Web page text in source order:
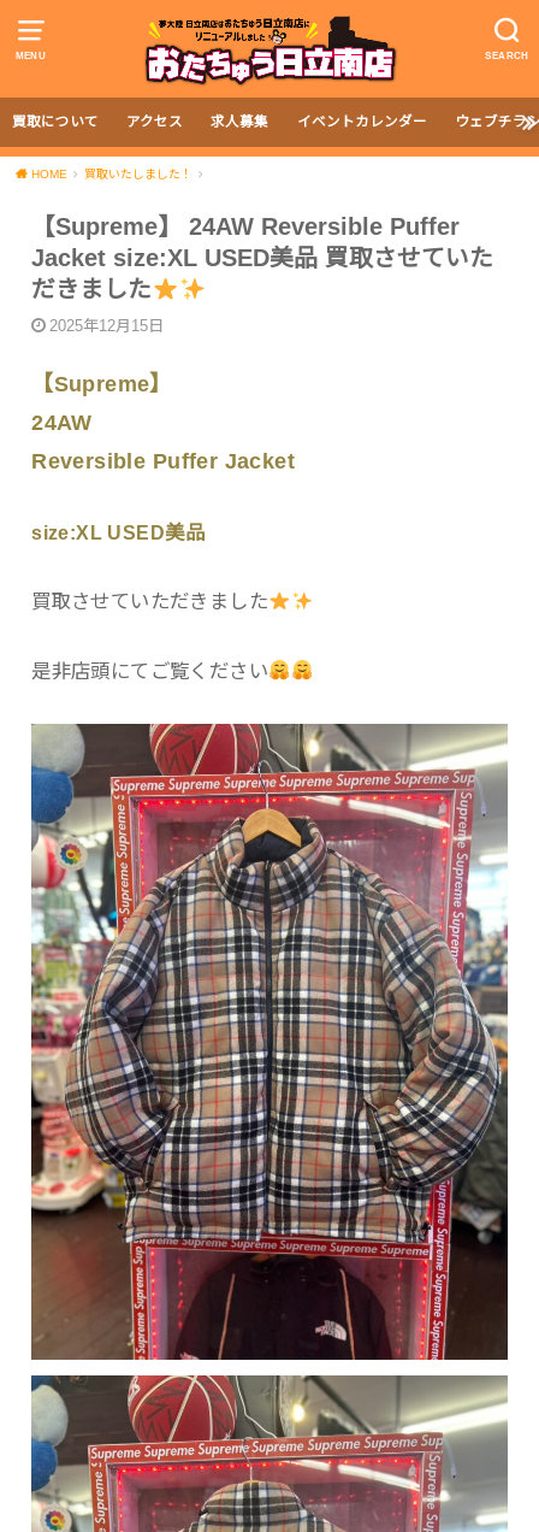
MENU SEARCH
買取について アクセス 求人募集 イベントカレンダー ウェブチラ
HOME 買取いたしました！
【Supreme】 24AW Reversible Puffer
Jacket size:XL USED美品 買取させていた
だきました
2025年12月15日
【Supreme】
24AW
Reversible Puffer Jacket
size:XL USED美品
買取させていただきました
是非店頭にてご覧ください